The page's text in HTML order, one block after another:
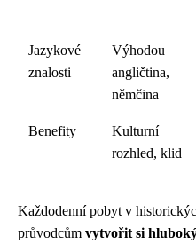
Jazykové
znalosti
Výhodou
angličtina,
němčina
Benefity
Kulturní
rozhled, klid
Každodenní pobyt v
průvodcům vytvořit si